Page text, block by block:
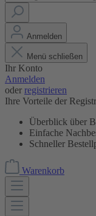
Anmelden
Menü schließen
Ihr Konto
Anmelden
oder registrieren
Ihre Vorteile der
Überblick über
Einfache
Schneller
Warenkorb